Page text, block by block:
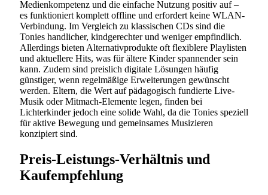
Medienkompetenz und die einfache Nutzung positiv auf –
es funktioniert komplett offline und erfordert keine WLAN-
Verbindung. Im Vergleich zu klassischen CDs sind die
Tonies handlicher, kindgerechter und weniger empfindlich.
Allerdings bieten Alternativprodukte oft flexiblere Playlisten
und aktuellere Hits, was für ältere Kinder spannender sein
kann. Zudem sind preislich digitale Lösungen häufig
günstiger, wenn regelmäßige Erweiterungen gewünscht
werden. Eltern, die Wert auf pädagogisch fundierte Live-
Musik oder Mitmach-Elemente legen, finden bei
Lichterkinder jedoch eine solide Wahl, da die Tonies speziell
für aktive Bewegung und gemeinsames Musizieren
konzipiert sind.
Preis-Leistungs-Verhältnis und
Kaufempfehlung